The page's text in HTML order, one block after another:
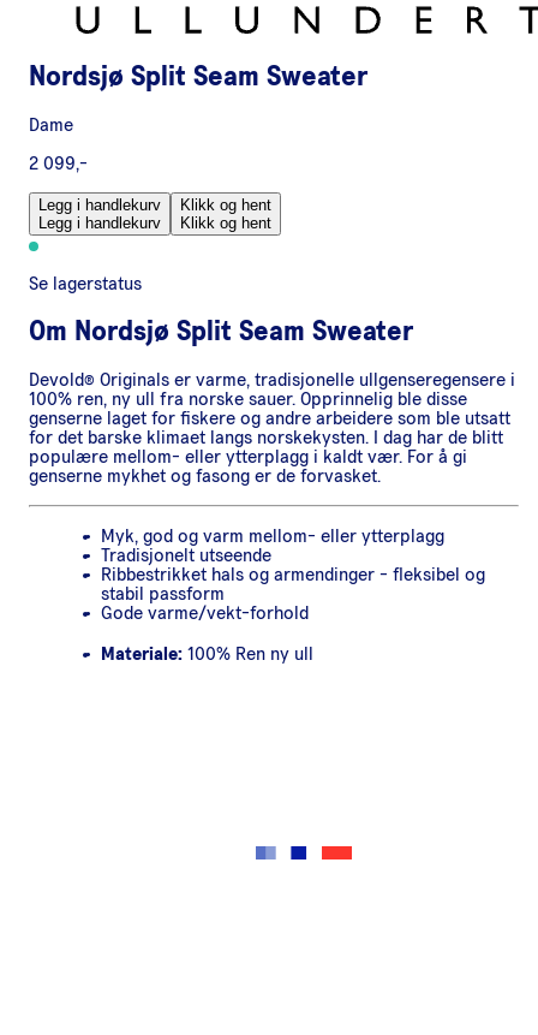
Nordsjø Split Seam Sweater
Dame
2 099,-
Legg i handlekurv
Legg i handlekurv
Klikk og hent
Klikk og hent
Se lagerstatus
Om Nordsjø Split Seam Sweater
Devold® Originals er varme, tradisjonelle ullgenseregensere i
100% ren, ny ull fra norske sauer. Opprinnelig ble disse
genserne laget for fiskere og andre arbeidere som ble utsatt
for det barske klimaet langs norskekysten. I dag har de blitt
populære mellom- eller ytterplagg i kaldt vær. For å gi
genserne mykhet og fasong er de forvasket.
Myk, god og varm mellom- eller ytterplagg
Tradisjonelt utseende
Ribbestrikket hals og armendinger - fleksibel og
stabil passform
Gode varme/vekt-forhold
Materiale: 100% Ren ny ull